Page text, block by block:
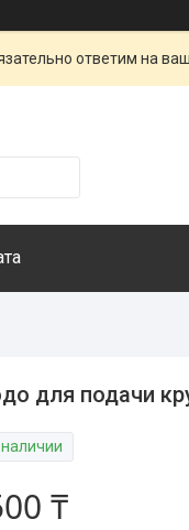
ответим на
для подачи
₸